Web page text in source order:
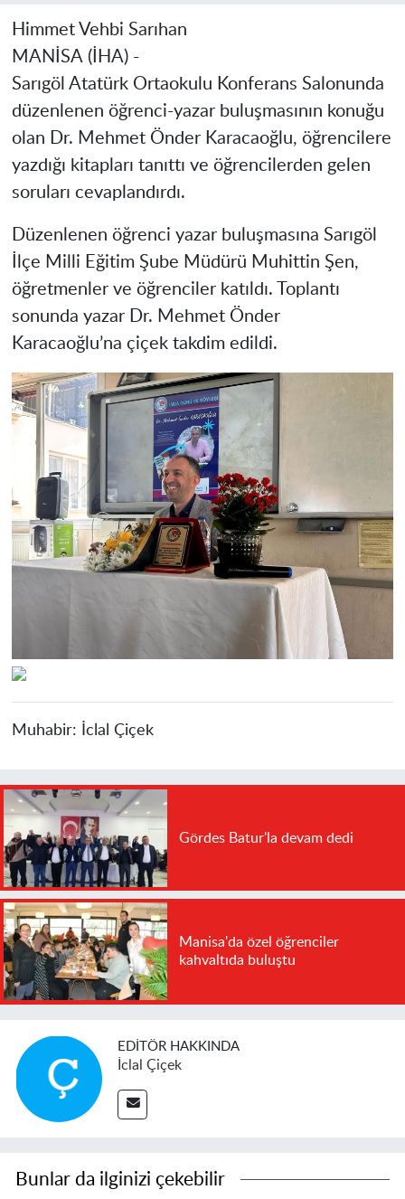
Himmet Vehbi Sarıhan
MANİSA (İHA) -
Sarıgöl Atatürk Ortaokulu Konferans Salonunda
düzenlenen öğrenci-yazar buluşmasının konuğu
olan Dr. Mehmet Önder Karacaoğlu, öğrencilere
yazdığı kitapları tanıttı ve öğrencilerden gelen
soruları cevaplandırdı.
Düzenlenen öğrenci yazar buluşmasına Sarıgöl
İlçe Milli Eğitim Şube Müdürü Muhittin Şen,
öğretmenler ve öğrenciler katıldı. Toplantı
sonunda yazar Dr. Mehmet Önder
Karacaoğlu’na çiçek takdim edildi.
Muhabir: İclal Çiçek
Gördes Batur'la devam dedi
Manisa'da özel öğrenciler
kahvaltıda buluştu
EDITÖR HAKKINDA
İclal Çiçek
Bunlar da ilginizi çekebilir